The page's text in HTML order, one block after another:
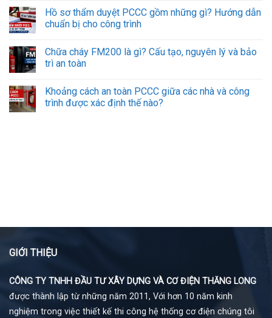
Hồ sơ thẩm duyệt PCCC gồm những gì? Hướng dẫn
chuẩn bị cho công trình
Chữa cháy FM200 là gì? Cấu tạo, nguyên lý và bảo
trì an toàn
Khoảng cách an toàn PCCC giữa các nhà và công
trình được xác định thế nào?
GIỚI THIỆU
CÔNG TY TNHH ĐẦU TƯ XÂY DỰNG VÀ CƠ ĐIỆN THĂNG LONG
được thành lập từ những năm 2011, Với hơn 10 năm kinh
nghiệm trong việc thiết kế thi công hệ thống cơ điện chúng tôi